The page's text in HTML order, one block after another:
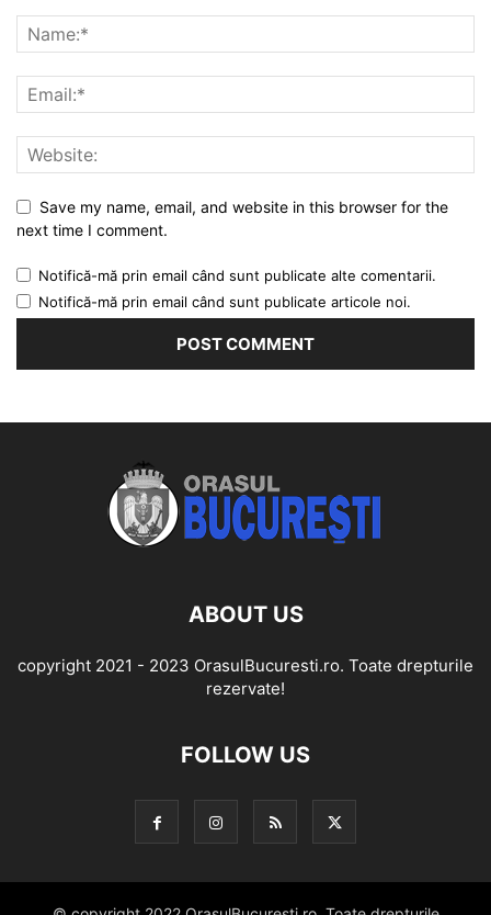
Save my name, email, and website in this browser for the
next time I comment.
Notifică-mă prin email când sunt publicate alte comentarii.
Notifică-mă prin email când sunt publicate articole noi.
ABOUT US
copyright 2021 - 2023 OrasulBucuresti.ro. Toate drepturile
rezervate!
FOLLOW US